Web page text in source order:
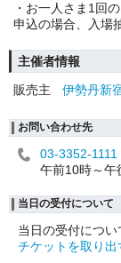
・お一人さま1回
申込の場合、入場
主催者情報
販売主
伊勢丹新
お問い合わせ先
03-3352-1111
午前10時～午
当日の受付について
当日の受付につい
チケットを取り出